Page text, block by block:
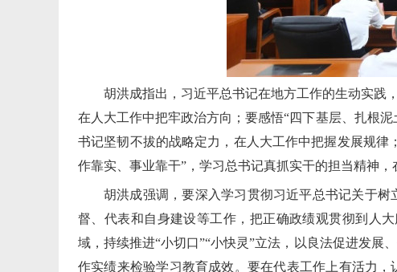
胡洪成指出，习近平总书记在地方工作的生动实践
在人大工作中把牢政治方向；要感悟“四下基层、扎根
书记坚韧不拔的战略定力，在人大工作中把握发展规律
作靠实、事业靠干”，学习总书记真抓实干的担当精神，
胡洪成强调，要深入学习贯彻习近平总书记关于
督、代表和自身建设等工作，把正确政绩观贯彻到人
域，持续推进“小切口”“小快灵”立法，以良法促进发
作实绩来检验学习教育成效。要在代表工作上有活力